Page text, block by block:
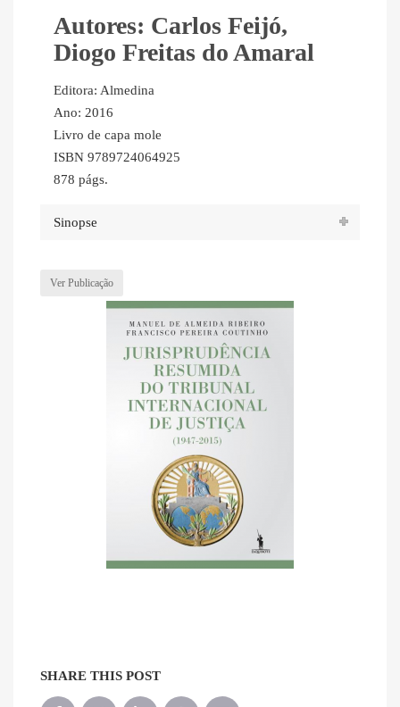
Autores: Carlos Feijó,
Diogo Freitas do Amaral
Editora: Almedina
Ano: 2016
Livro de capa mole
ISBN 9789724064925
878 págs.
Sinopse
Ver Publicação
SHARE THIS POST